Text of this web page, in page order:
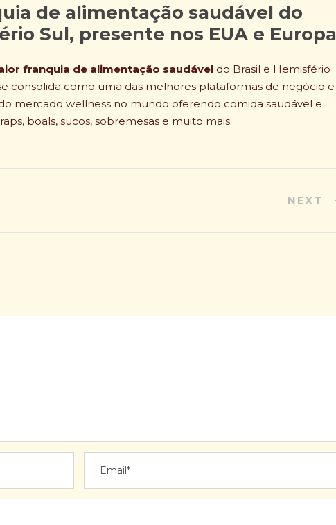
de alimentação saudável do
Sul, presente nos EUA e Europa
franquia de alimentação saudável do Brasil e Hemisfério
consolida como uma das melhores plataformas de negócio e
mercado wellness no mundo oferendo comida saudável e
boals, sucos, sobremesas e muito mais.
NEXT